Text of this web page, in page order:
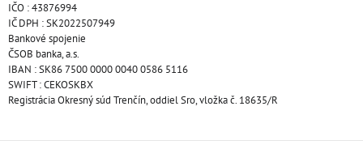
IČO : 43876994
IČ DPH : SK2022507949
Bankové spojenie
ČSOB banka, a.s.
IBAN : SK86 7500 0000 0040 0586 5116
SWIFT : CEKOSKBX
Registrácia Okresný súd Trenčín, oddiel Sro, vložka č. 18635/R